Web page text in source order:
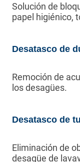
Solución de
papel higiénico,
Desatasco de
Remoción de
los desagües.
Desatasco de
Eliminación de
desagüe de